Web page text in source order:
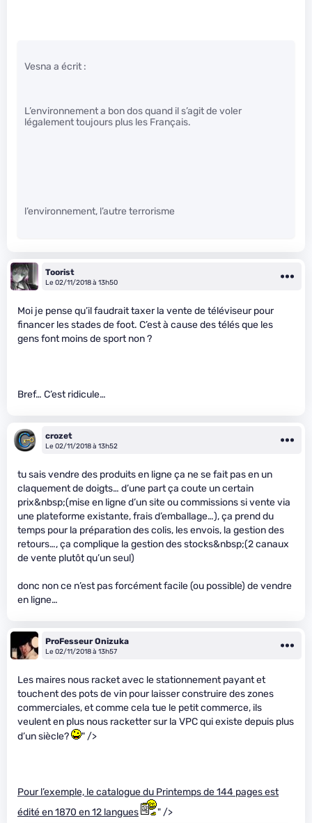
Vesna a écrit :
L’environnement a bon dos quand il s’agit de voler
légalement toujours plus les Français.
l’environnement, l’autre terrorisme
Toorist
Le 02/11/2018 à 13h50
Moi je pense qu’il faudrait taxer la vente de téléviseur pour
financer les stades de foot. C’est à cause des télés que les
gens font moins de sport non ?
Bref… C’est ridicule…
crozet
Le 02/11/2018 à 13h52
tu sais vendre des produits en ligne ça ne se fait pas en un
claquement de doigts… d’une part ça coute un certain
prix&nbsp;(mise en ligne d’un site ou commissions si vente via
une plateforme existante, frais d’emballage…), ça prend du
temps pour la préparation des colis, les envois, la gestion des
retours…, ça complique la gestion des stocks&nbsp;(2 canaux
de vente plutôt qu’un seul)
donc non ce n’est pas forcément facile (ou possible) de vendre
en ligne…
ProFesseur Onizuka
Le 02/11/2018 à 13h57
Les maires nous racket avec le stationnement payant et
touchent des pots de vin pour laisser construire des zones
commerciales, et comme cela tue le petit commerce, ils
veulent en plus nous racketter sur la VPC qui existe depuis plus
d’un siècle?
" />
Pour l’exemple, le catalogue du Printemps de 144 pages est
édité en 1870 en 12 langues
" />